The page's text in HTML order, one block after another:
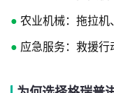
● 农业机械：拖拉机
● 应急服务：救援行